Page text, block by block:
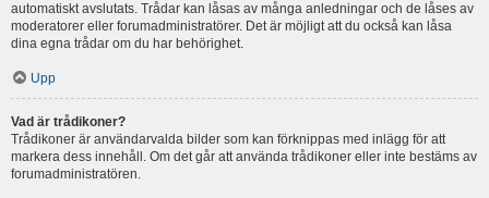
automatiskt avslutats. Trådar kan låsas av många anledningar och de låses av
moderatorer eller forumadministratörer. Det är möjligt att du också kan låsa
dina egna trådar om du har behörighet.
Upp
Vad är trådikoner?
Trådikoner är användarvalda bilder som kan förknippas med inlägg för att
markera dess innehåll. Om det går att använda trådikoner eller inte bestäms av
forumadministratören.